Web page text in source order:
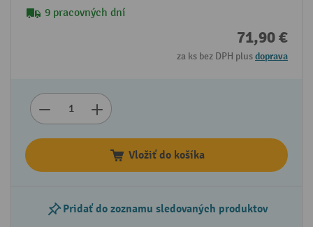
9 pracovných dní
71,90 €
za ks bez DPH plusdoprava
Vložiť do košíka
Pridať do zoznamu sledovaných produktov